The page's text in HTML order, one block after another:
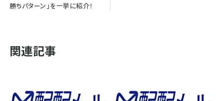
勝ちパターン」を一挙に紹介！
関連記事